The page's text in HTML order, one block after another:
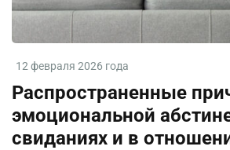
12 февраля 2026 года
Распространенные
эмоциональной
свиданиях и в